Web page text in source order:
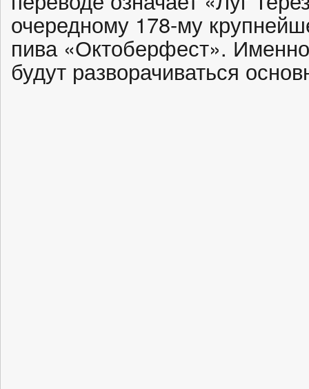
очередному 178-му
пива «Октоберфест».
будут разворачиваться